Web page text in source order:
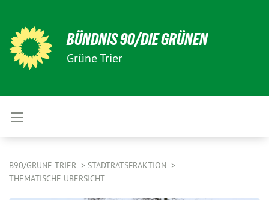
BÜNDNIS 90/DIE GRÜNEN
Grüne Trier
B90/GRÜNE TRIER
STADTRATSFRAKTION
THEMATISCHE ÜBERSICHT